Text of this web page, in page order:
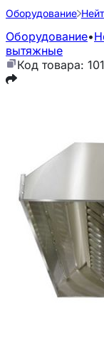
Оборудование
Оборудование•
вытяжные
Код товара: